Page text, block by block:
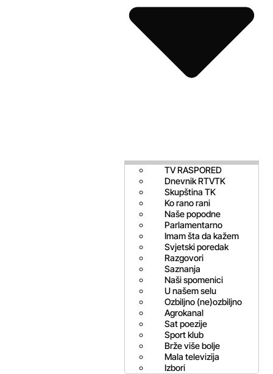
TV RASPORED
Dnevnik RTVTK
Skupština TK
Ko rano rani
Naše popodne
Parlamentarno
Imam šta da kažem
Svjetski poredak
Razgovori
Saznanja
Naši spomenici
U našem selu
Ozbiljno (ne)ozbiljno
Agrokanal
Sat poezije
Sport klub
Brže više bolje
Mala televizija
Izbori